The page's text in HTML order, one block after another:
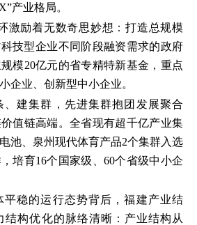
产业格局。
激励着无数奇思妙想：打造总规模
技型企业不同阶段融资需求的政府
模20亿元的省专精特新基金，重点
企业、创新型中小企业。
、建集群，先进集群抱团发展聚合
值链高端。全省现有超千亿产业集
池、泉州现代体育产品2个集群入选
培育16个国家级、60个省级中小企
平稳的运行态势背后，福建产业结
结构优化的脉络清晰：产业结构从